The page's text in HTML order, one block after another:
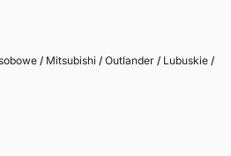
/ Mitsubishi / Outlander / Lubuskie /